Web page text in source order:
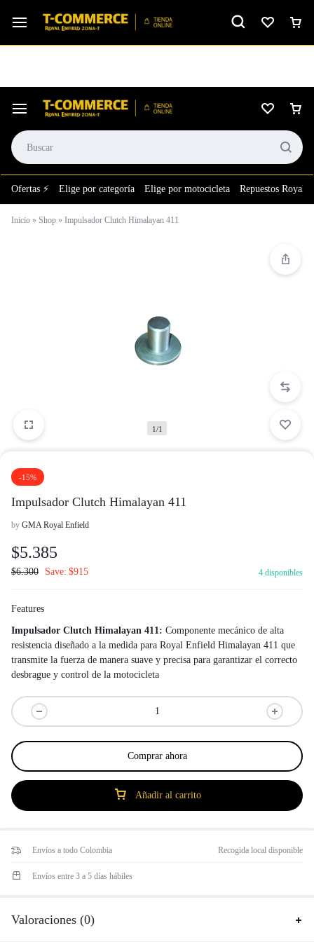
⚙️El taller más grande de LATAM en tu bolsillo. Ver calificación
Ofertas ⚡ Elige por categoría Elige por motocicleta Repuestos Royal
Inicio » Shop » Impulsador Clutch Himalayan 411
1/1
-15%
Impulsador Clutch Himalayan 411
by GMA Royal Enfield
$5.385
$6.300 Save: $915 4 disponibles
Features
Impulsador Clutch Himalayan 411: Componente mecánico de alta
resistencia diseñado a la medida para Royal Enfield Himalayan 411 que
transmite la fuerza de manera suave y precisa para garantizar el correcto
desbrague y control de la motocicleta
Añadir al carrito
Comprar ahora
Envíos a todo Colombia Recogida local disponible
Envíos entre 3 a 5 días hábiles
Valoraciones (0)